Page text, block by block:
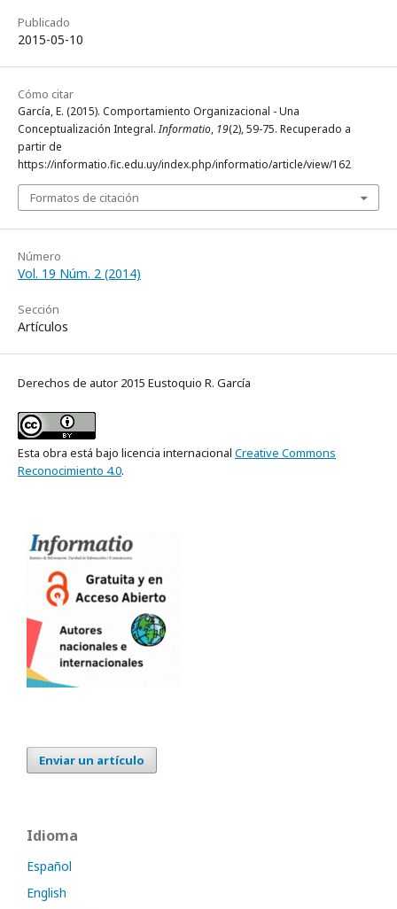
Publicado
2015-05-10
Cómo citar
García, E. (2015). Comportamiento Organizacional - Una
Conceptualización Integral.Informatio, 19(2), 59-75. Recuperado a
partir de
https://informatio.fic.edu.uy/index.php/informatio/article/view/162
Formatos de citación
Número
Vol. 19 Núm. 2 (2014)
Sección
Artículos
Derechos de autor 2015 Eustoquio R. García
Esta obra está bajo licencia internacional Creative Commons
Reconocimiento 4.0.
Enviar un artículo
Idioma
Español
English